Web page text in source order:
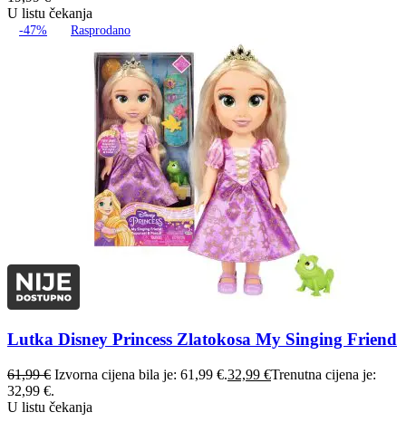
U listu čekanja
-47% Rasprodano
Lutka Disney Princess Zlatokosa My Singing Friend
61,99€ Izvorna cijena bila je: 61,99 €.32,99 €Trenutna cijena je:
32,99 €.
U listu čekanja